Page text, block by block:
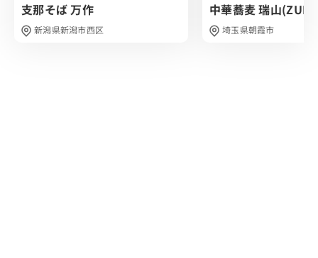
支那そば 万作
新潟県新潟市西区
中華蕎麦 瑞山
埼玉県朝霞市